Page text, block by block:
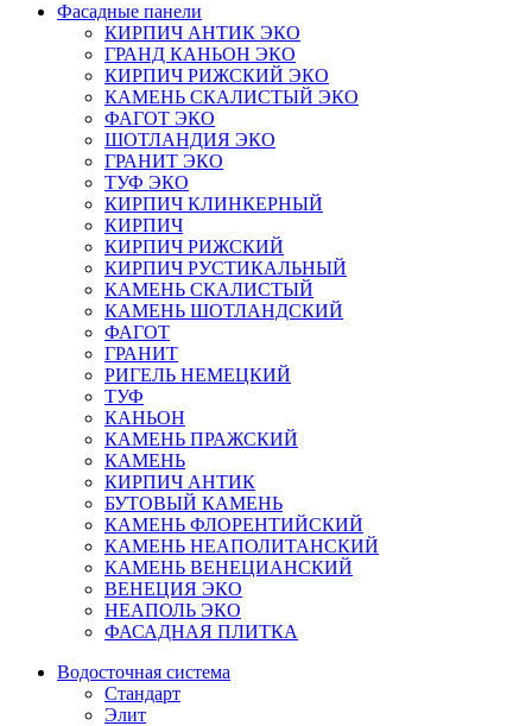
Фасадные панели
КИРПИЧ АНТИК ЭКО
ГРАНД КАНЬОН ЭКО
КИРПИЧ РИЖСКИЙ ЭКО
КАМЕНЬ СКАЛИСТЫЙ ЭКО
ФАГОТ ЭКО
ШОТЛАНДИЯ ЭКО
ГРАНИТ ЭКО
ТУФ ЭКО
КИРПИЧ КЛИНКЕРНЫЙ
КИРПИЧ
КИРПИЧ РИЖСКИЙ
КИРПИЧ РУСТИКАЛЬНЫЙ
КАМЕНЬ СКАЛИСТЫЙ
КАМЕНЬ ШОТЛАНДСКИЙ
ФАГОТ
ГРАНИТ
РИГЕЛЬ НЕМЕЦКИЙ
ТУФ
КАНЬОН
КАМЕНЬ ПРАЖСКИЙ
КАМЕНЬ
КИРПИЧ АНТИК
БУТОВЫЙ КАМЕНЬ
КАМЕНЬ ФЛОРЕНТИЙСКИЙ
КАМЕНЬ НЕАПОЛИТАНСКИЙ
КАМЕНЬ ВЕНЕЦИАНСКИЙ
ВЕНЕЦИЯ ЭКО
НЕАПОЛЬ ЭКО
ФАСАДНАЯ ПЛИТКА
Водосточная система
Стандарт
Элит